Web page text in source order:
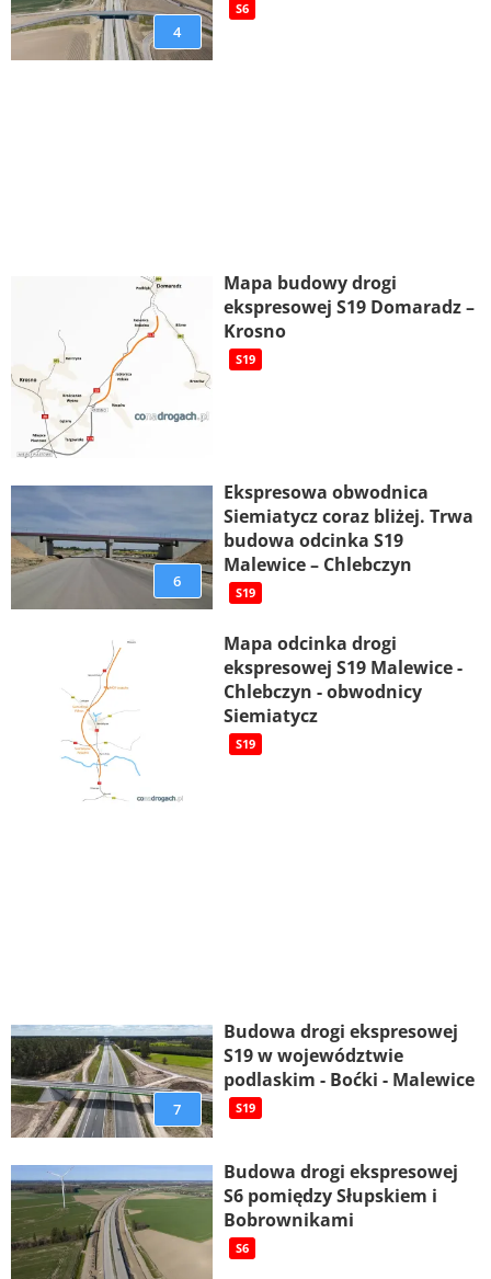
4
S6
Mapa budowy drogi
ekspresowej S19 Domaradz –
Krosno
S19
6
Ekspresowa obwodnica
Siemiatycz coraz bliżej. Trwa
budowa odcinka S19
Malewice – Chlebczyn
S19
Mapa odcinka drogi
ekspresowej S19 Malewice -
Chlebczyn - obwodnicy
Siemiatycz
S19
7
Budowa drogi ekspresowej
S19 w województwie
podlaskim - Boćki - Malewice
S19
Budowa drogi ekspresowej
S6 pomiędzy Słupskiem i
Bobrownikami
S6